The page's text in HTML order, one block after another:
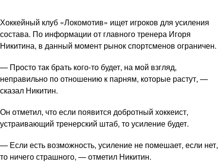
Хоккейный клуб «Локомотив» ищет игроков для усиления
состава. По информации от главного тренера Игоря
Никитина, в данный момент рынок спортсменов ограничен.
— Просто так брать кого-то будет, на мой взгляд,
неправильно по отношению к парням, которые растут, —
сказал Никитин.
Он отметил, что если появится добротный хоккеист,
устраивающий тренерский штаб, то усиление будет.
— Если есть возможность, усиление не помешает, если нет,
то ничего страшного, — отметил Никитин.